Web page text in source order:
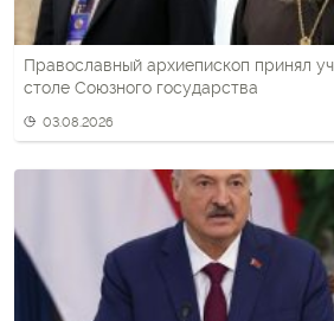
Православный архиепископ принял
столе Союзного государства
03.08.2026